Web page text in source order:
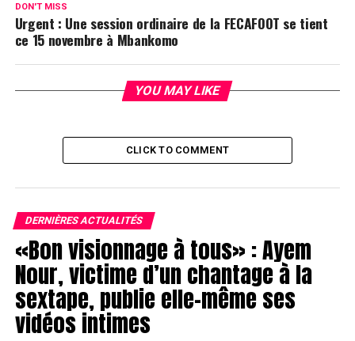
DON'T MISS
Urgent : Une session ordinaire de la FECAFOOT se tient
ce 15 novembre à Mbankomo
YOU MAY LIKE
CLICK TO COMMENT
DERNIÈRES ACTUALITÉS
«Bon visionnage à tous» : Ayem
Nour, victime d’un chantage à la
sextape, publie elle-même ses
vidéos intimes